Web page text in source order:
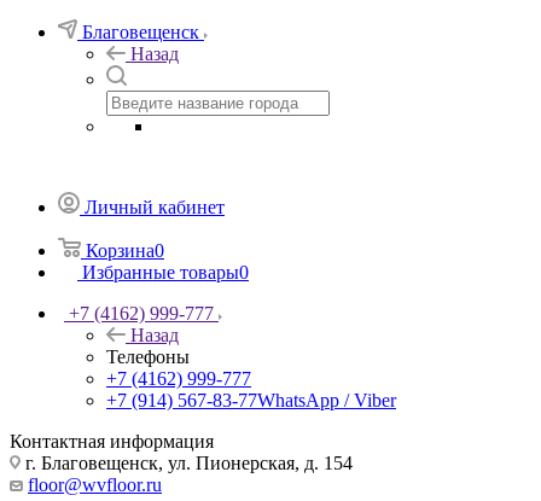
Благовещенск
Назад
Личный кабинет
Корзина0
Избранные товары0
+7 (4162) 999-777
Назад
Телефоны
+7 (4162) 999-777
+7 (914) 567-83-77WhatsApp / Viber
Контактная информация
г. Благовещенск, ул. Пионерская, д. 154
floor@wvfloor.ru